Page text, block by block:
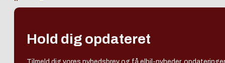
Hold dig opdateret